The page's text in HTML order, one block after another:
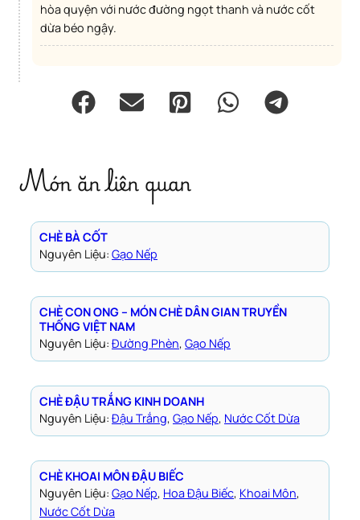
hòa quyện với nước đường ngọt thanh và nước cốt
dừa béo ngậy.
Món ăn liên quan
CHÈ BÀ CỐT
Nguyên Liệu: Gạo Nếp
CHÈ CON ONG – MÓN CHÈ DÂN GIAN TRUYỀN
THỐNG VIỆT NAM
Nguyên Liệu: Đường Phèn, Gạo Nếp
CHÈ ĐẬU TRẮNG KINH DOANH
Nguyên Liệu: Đậu Trắng, Gạo Nếp, Nước Cốt Dừa
CHÈ KHOAI MÔN ĐẬU BIẾC
Nguyên Liệu: Gạo Nếp, Hoa Đậu Biếc, Khoai Môn
Nước Cốt Dừa